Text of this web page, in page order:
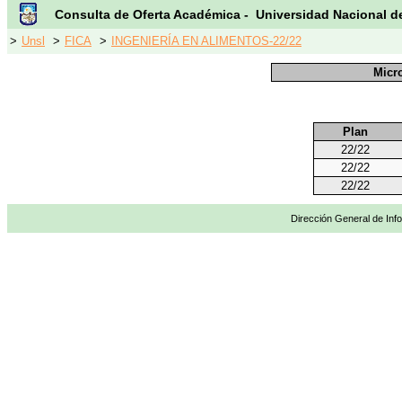
Consulta de Oferta Académica - Universidad Nacional
> Unsl > FICA > INGENIERÍA EN ALIMENTOS-22/22
Plan
22/22
22/22
22/22
Dirección General de